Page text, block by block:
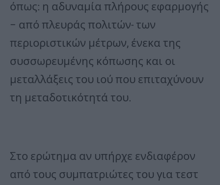
όπως: η αδυναμία πλήρους εφαρμογής
– από πλευράς πολιτών- των
περιοριστικών μέτρων, ένεκα της
συσσωρευμένης κόπωσης και οι
μεταλλάξεις του ιού που επιταχύνουν
τη μεταδοτικότητά του.
Στο ερώτημα αν υπήρχε ενδιαφέρον
από τους συμπατριώτες του για τεστ